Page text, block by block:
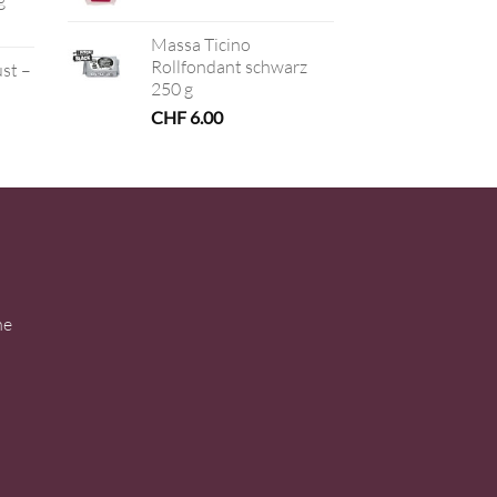
–
Massa Ticino
Rollfondant schwarz
250 g
CHF6.00